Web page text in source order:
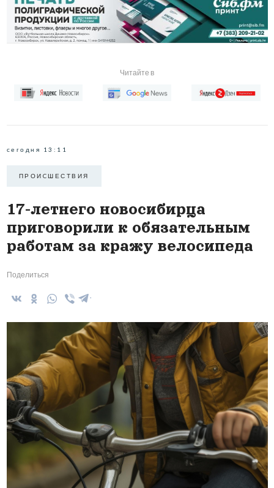
Читайте в
сегодня 13:11
ПРОИCШЕСТВИЯ
17-летнего новосибирца
приговорили к обязательным
работам за кражу велосипеда
Поделиться